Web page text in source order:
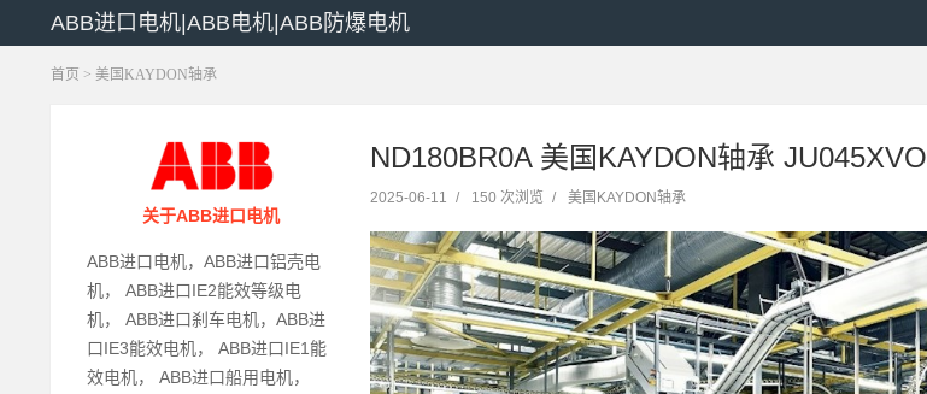
ABB进口电机|ABB电机|ABB防爆电机
首页 > 美国KAYDON轴承
关于ABB进口电机
ABB进口电机，ABB进口铝壳电
机， ABB进口IE2能效等级电
机， ABB进口刹车电机，ABB进
口IE3能效电机， ABB进口IE1能
效电机， ABB进口船用电机，
ND180BR0A 美国KAYDON轴承 JU045XVO
2025-06-11 / 150 次浏览 / 美国KAYDON轴承